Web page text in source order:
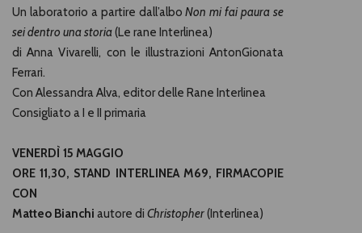
Un laboratorio a partire dall’alboNon mi fai paura se
sei dentro una storia(Le rane Interlinea)
di Anna Vivarelli, con le illustrazioni AntonGionata
Ferrari.
Con Alessandra Alva, editor delle Rane Interlinea
Consigliato a I e II primaria
VENERDÌ 15 MAGGIO
ORE 11,30, STAND INTERLINEA M69, FIRMACOPIE
CON
Matteo Bianchi autore di Christopher(Interlinea)